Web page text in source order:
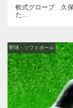
軟式グローブ 久
た...
野球・ソフトボール